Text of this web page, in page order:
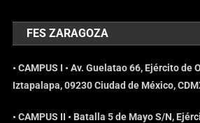
FES ZARAGOZA
• CAMPUS I • Av. Guelatao 66, Ejército de
Iztapalapa, 09230 Ciudad de México,
• CAMPUS II • Batalla 5 de Mayo S/N,